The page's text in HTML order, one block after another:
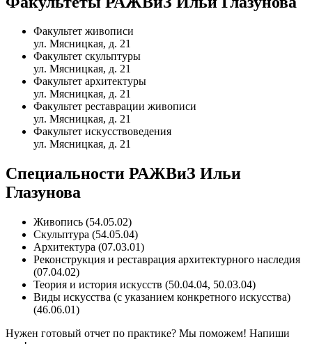
Факультет живописи
ул. Мясницкая, д. 21
Факультет скульптуры
ул. Мясницкая, д. 21
Факультет архитектуры
ул. Мясницкая, д. 21
Факультет реставрации живописи
ул. Мясницкая, д. 21
Факультет искусствоведения
ул. Мясницкая, д. 21
Специальности РАЖВиЗ Ильи
Глазунова
Живопись (54.05.02)
Скульптура (54.05.04)
Архитектура (07.03.01)
Реконструкция и реставрация архитектурного наследия
(07.04.02)
Теория и история искусств (50.04.04, 50.03.04)
Виды искусства (с указанием конкретного искусства)
(46.06.01)
Нужен готовый отчет по практике? Мы поможем! Напиши